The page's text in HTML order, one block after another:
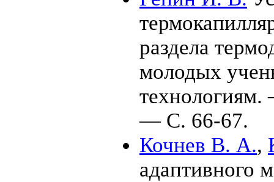
раздела
молодых
— С. 66-67.
Кочнев В. А.,
адаптивного